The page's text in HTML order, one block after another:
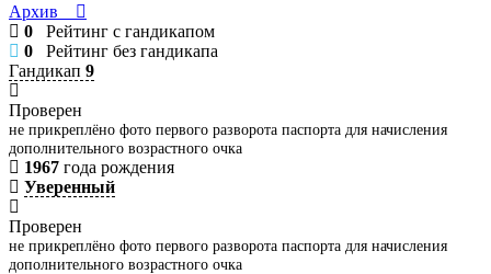
Архив
0 Рейтинг с гандикапом
0 Рейтинг без гандикапа
Гандикап 9
Проверен
не прикреплёно фото первого разворота паспорта для начисления
дополнительного возрастного очка
1967 года рождения
Уверенный
Проверен
не прикреплёно фото первого разворота паспорта для начисления
дополнительного возрастного очка